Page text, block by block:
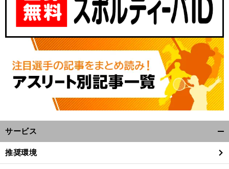
サービス
閉
推奨環境